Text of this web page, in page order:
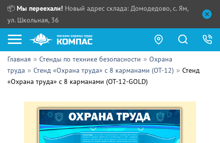
📦 Мы переехали! Новый адрес склада: Домодедово, с. Ям,
ул. Школьная, 36
Как купить?
Прайс-листы
Сотрудничество
Партнерам
ПН - ЧТ:
Главная Стенды по технике безопасности
Охрана
труда
Стенд «Охрана труда» с 8 карманами (OT-12)
Стенд
«Охрана труда» с 8 карманами (OT-12-GOLD)